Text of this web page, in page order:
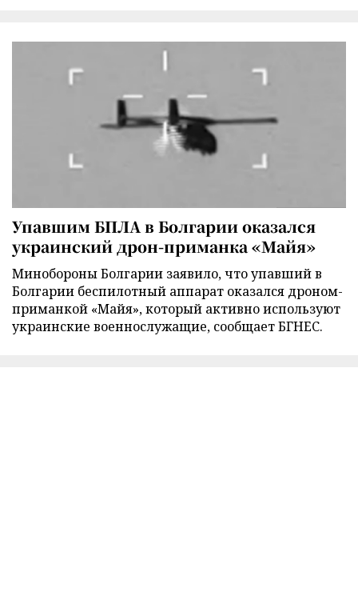
Упавшим БПЛА в Болгарии оказался
украинский дрон-приманка «Майя»
Минобороны Болгарии заявило, что упавший в
Болгарии беспилотный аппарат оказался дроном-
приманкой «Майя», который активно используют
украинские военнослужащие, сообщает БГНЕС.